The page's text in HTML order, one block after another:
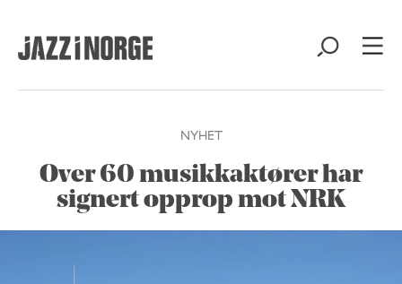
NYHET
Over 60 musikkaktører har
signert opprop mot NRK